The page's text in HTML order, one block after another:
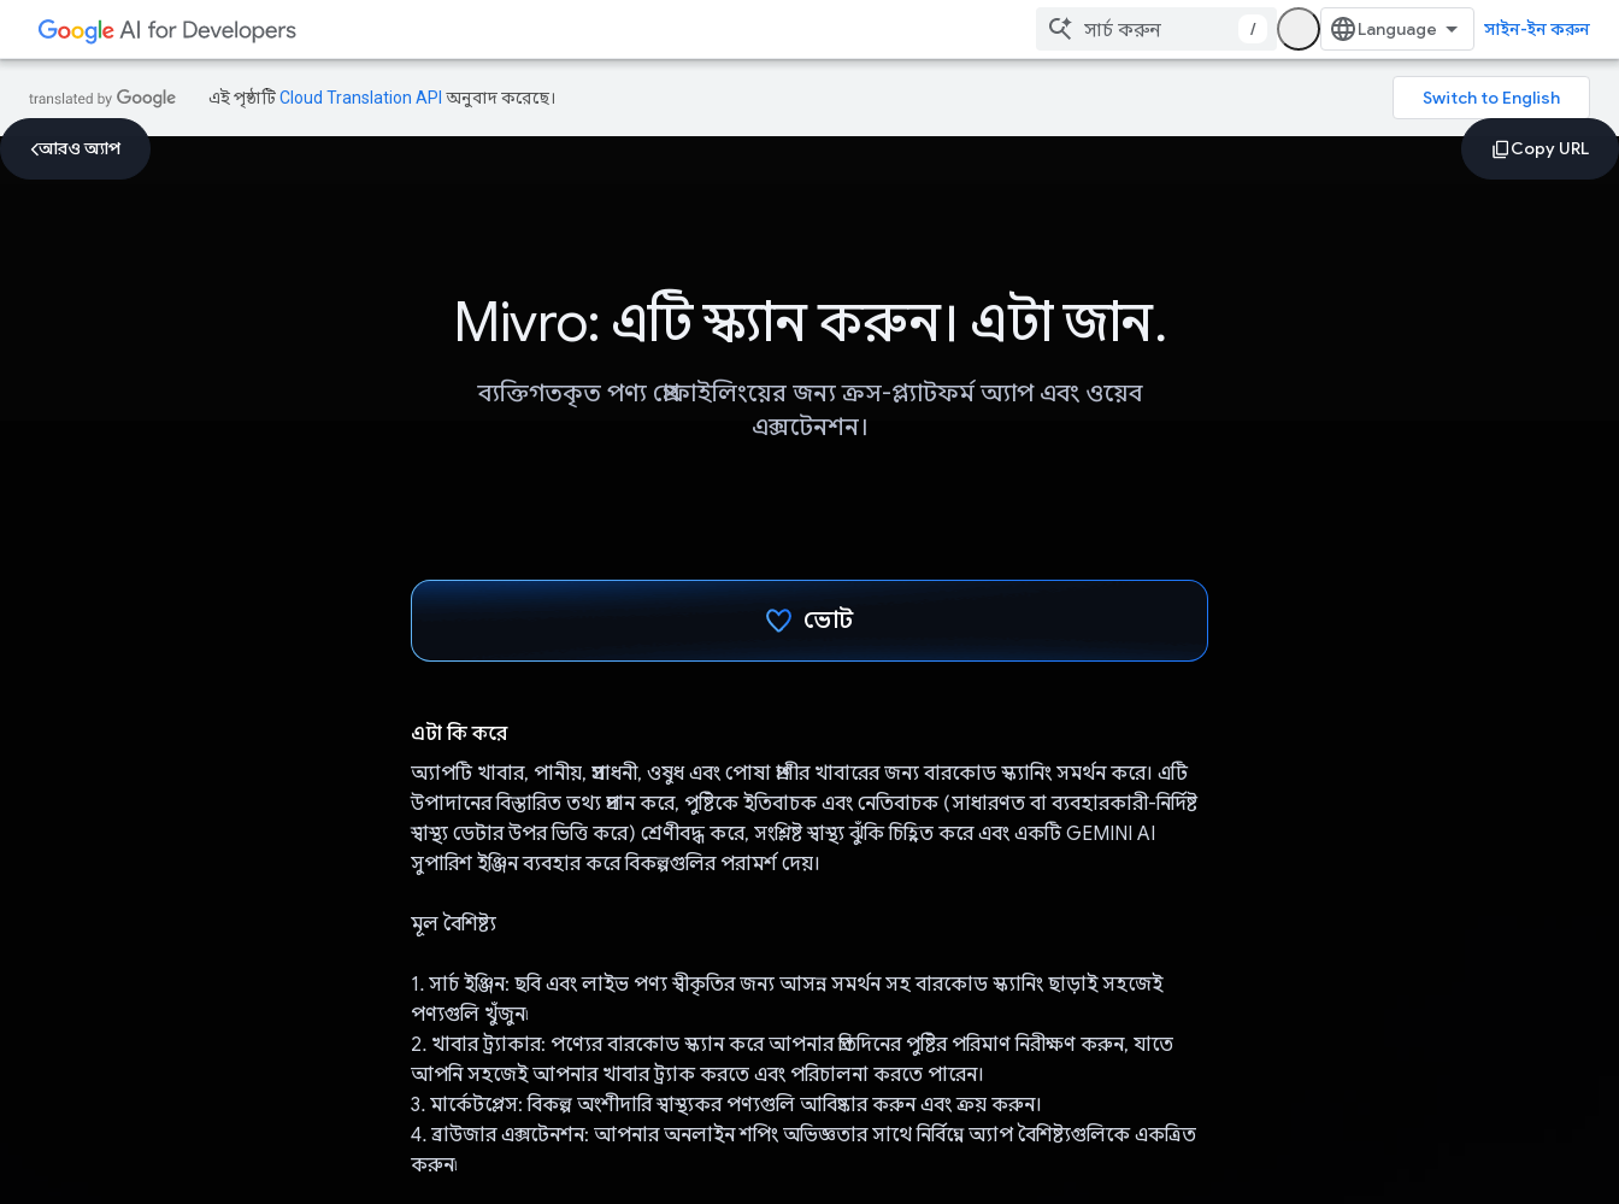
/ সাইন-ইন করুন
এই পৃষ্ঠাটিCloud Translation API অনুবাদ করেছে।
আরও অ্যাপ
Mivro: এটি স্ক্যান করুন। এটা জান.
ব্যক্তিগতকৃত পণ্য প্রোফাইলিংয়ের জন্য ক্রস-প্ল্যাটফর্ম অ্যাপ এবং ওয়েব
এক্সটেনশন।
ভোট
এটা কি করে
অ্যাপটি খাবার, পানীয়, প্রসাধনী, ওষুধ এবং পোষা প্রাণীর খাবারের জন্য বারকোড স্ক্যানিং সমর্থন করে। এটি
উপাদানের বিস্তারিত তথ্য প্রদান করে, পুষ্টিকে ইতিবাচক এবং নেতিবাচক (সাধারণত বা ব্যবহারকারী-নির্দিষ্ট
স্বাস্থ্য ডেটার উপর ভিত্তি করে) শ্রেণীবদ্ধ করে, সংশ্লিষ্ট স্বাস্থ্য ঝুঁকি চিহ্নিত করে এবং একটি GEMINI AI
সুপারিশ ইঞ্জিন ব্যবহার করে বিকল্পগুলির পরামর্শ দেয়।
মূল বৈশিষ্ট্য
1. সার্চ ইঞ্জিন: ছবি এবং লাইভ পণ্য স্বীকৃতির জন্য আসন্ন সমর্থন সহ বারকোড স্ক্যানিং ছাড়াই সহজেই
পণ্যগুলি খুঁজুন৷
2. খাবার ট্র্যাকার: পণ্যের বারকোড স্ক্যান করে আপনার প্রতিদিনের পুষ্টির পরিমাণ নিরীক্ষণ করুন, যাতে
আপনি সহজেই আপনার খাবার ট্র্যাক করতে এবং পরিচালনা করতে পারেন।
3. মার্কেটপ্লেস: বিকল্প অংশীদারি স্বাস্থ্যকর পণ্যগুলি আবিষ্কার করুন এবং ক্রয় করুন।
4. ব্রাউজার এক্সটেনশন: আপনার অনলাইন শপিং অভিজ্ঞতার সাথে নির্বিঘ্নে অ্যাপ বৈশিষ্ট্যগুলিকে একত্রিত
করুন৷